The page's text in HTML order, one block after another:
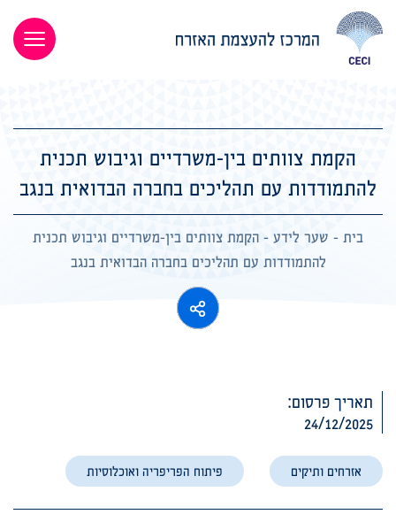
הקמת צוותים בין-משרדיים וגיבוש תכנית
להתמודדות עם תהליכים בחברה הבדואית בנגב
בית - שער לידע - הקמת צוותים בין-משרדיים וגיבוש תכנית
להתמודדות עם תהליכים בחברה הבדואית בנגב
תאריך פרסום:
24/12/2025
אזרחים ותיקים פיתוח הפריפריה ואוכלוסיות